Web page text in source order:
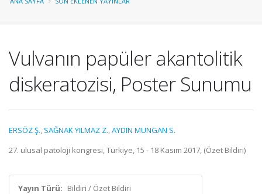
Vulvanın papüler akantolitik
diskeratozisi, Poster Sunumu
ERSÖZ Ş., SAĞNAK YILMAZ Z.,AYDIN MUNGAN S.
27. ulusal patoloji kongresi, Türkiye, 15 - 18 Kasım 2017, (Özet Bildiri)
Yayın Türü: Bildiri / Özet Bildiri